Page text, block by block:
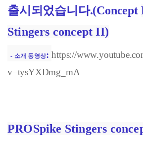
출시되었습니다.(Concept
Stingers concept II)
  - 소개 동영상
: https://
v=tysYXDmg_mA
PROSpike Stingers